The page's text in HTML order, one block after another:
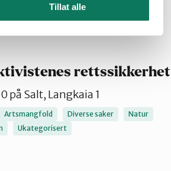
Tillat alle
Artsmangfold Natur
rettssikkerhet
på Salt, Langkaia 1
Artsmangfold Diverse saker
Natur
Ukategorisert